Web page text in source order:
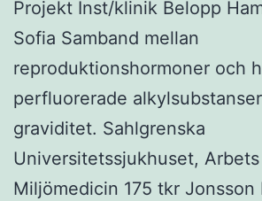
Projekt Inst/klinik Belopp
Sofia Samband mellan
reproduktionshormoner och
perfluorerade
graviditet. Sahlgrenska
Universitetssjukhuset,
Miljömedicin 175 tkr Jonsson